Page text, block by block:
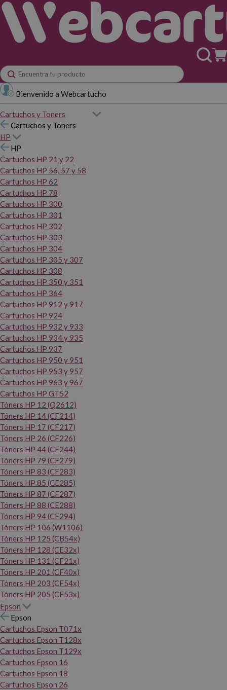
Bienvenido a Webcartucho
Cartuchos y Toners
Cartuchos y Toners
HP
HP
Cartuchos HP 21 y 22
Cartuchos HP 56, 57 y 58
Cartuchos HP 62
Cartuchos HP 78
Cartuchos HP 300
Cartuchos HP 301
Cartuchos HP 302
Cartuchos HP 303
Cartuchos HP 304
Cartuchos HP 305 y 307
Cartuchos HP 308
Cartuchos HP 350 y 351
Cartuchos HP 364
Cartuchos HP 912 y 917
Cartuchos HP 924
Cartuchos HP 932 y 933
Cartuchos HP 934 y 935
Cartuchos HP 937
Cartuchos HP 950 y 951
Cartuchos HP 953 y 957
Cartuchos HP 963 y 967
Cartuchos HP GT52
Tóners HP 12 (Q2612)
Tóners HP 14 (CF214)
Tóners HP 17 (CF217)
Tóners HP 26 (CF226)
Tóners HP 44 (CF244)
Tóners HP 79 (CF279)
Tóners HP 83 (CF283)
Tóners HP 85 (CE285)
Tóners HP 87 (CF287)
Tóners HP 88 (CE288)
Tóners HP 94 (CF294)
Tóners HP 106 (W1106)
Tóners HP 125 (CB54x)
Tóners HP 128 (CE32x)
Tóners HP 131 (CF21x)
Tóners HP 201 (CF40x)
Tóners HP 203 (CF54x)
Tóners HP 205 (CF53x)
Epson
Epson
Cartuchos Epson T071x
Cartuchos Epson T128x
Cartuchos Epson T129x
Cartuchos Epson 16
Cartuchos Epson 18
Cartuchos Epson 26